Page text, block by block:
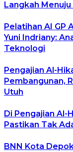
Langkah Menuju
Pelatihan AI GP
Yuni Indriany:
Teknologi
Pengajian Al-
Pembangunan,
Utuh
Di Pengajian Al-
Pastikan Tak
BNN Kota